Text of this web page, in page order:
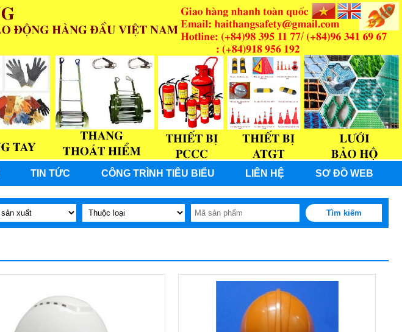
TIN TỨC CÔNG TRÌNH TIÊU BIỂU LIÊN HỆ SƠ ĐỒ WEB